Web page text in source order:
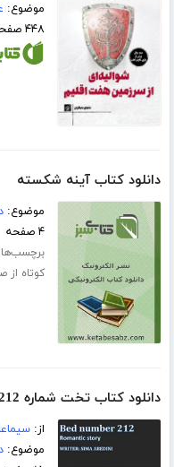
موضوع:
۴۴۸ صفحه
دانلود کتاب آینه شکسته
موضوع:
۴ صفحه
کوتاه از
دانلود کتاب تخت شماره 212
از:
موضوع: